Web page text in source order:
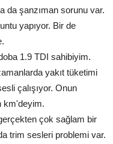
da şanzıman sorunu var.
yapıyor. Bir de
1.9 TDI sahibiyim.
yakıt tüketimi
çalışıyor. Onun
km'deyim.
çok sağlam bir
trim sesleri problemi var.